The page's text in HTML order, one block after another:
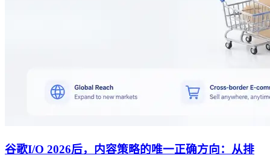
谷歌I/O 2026后，内容策略的唯一正确方向：从排